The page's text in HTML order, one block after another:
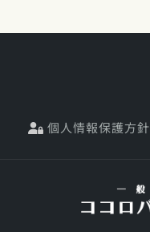
個人情報保護方針